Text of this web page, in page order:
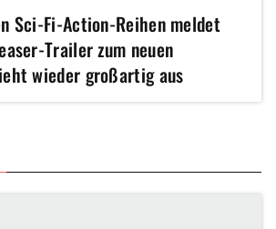
Sci-Fi-Action-Reihen meldet
Trailer zum neuen
wieder großartig aus